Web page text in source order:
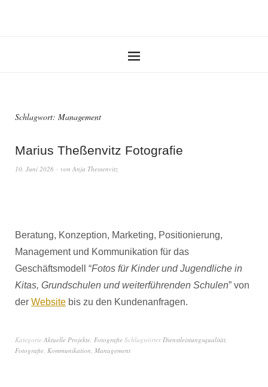
Schlagwort: Management
Marius Theßenvitz Fotografie
10. Juni 2026 von Anja Thessenvitz
Beratung, Konzeption, Marketing, Positionierung,
Management und Kommunikation für das
Geschäftsmodell “Fotos für Kinder und Jugendliche in
Kitas, Grundschulen und weiterführenden Schulen” von
der Website bis zu den Kundenanfragen.
Kategorie Aktuelle Projekte, Fotografie SchlagwörterDienstleistungsqualität,
Fotografie, Kommunikation, Management